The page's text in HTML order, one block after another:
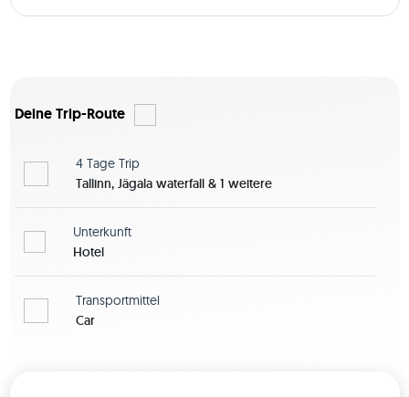
Deine Trip-Route
4 Tage Trip
Tallinn, Jägala waterfall & 1 weitere
Unterkunft
Hotel
Transportmittel
Car